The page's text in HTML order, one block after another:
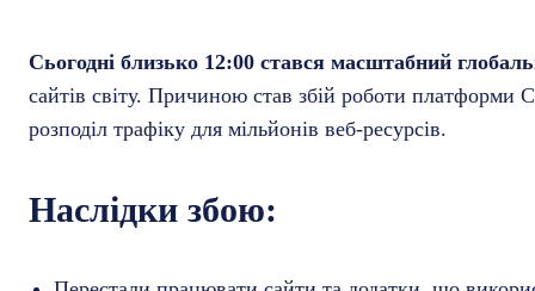
Сьогодні близько 12:00 стався масштабний
сайтів світу. Причиною став збій роботи платформи
розподіл трафіку для мільйонів веб-ресурсів.
Наслідки збою: